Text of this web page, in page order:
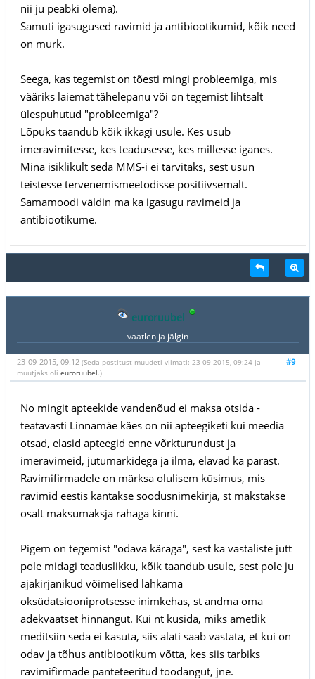
nii ju peabki olema).
Samuti igasugused ravimid ja antibiootikumid, kõik need
on mürk.
Seega, kas tegemist on tõesti mingi probleemiga, mis
vääriks laiemat tähelepanu või on tegemist lihtsalt
ülespuhutud "probleemiga"?
Lõpuks taandub kõik ikkagi usule. Kes usub
imeravimitesse, kes teadusesse, kes millesse iganes.
Mina isiklikult seda MMS-i ei tarvitaks, sest usun
teistesse tervenemismeetodisse positiivsemalt.
Samamoodi väldin ma ka igasugu ravimeid ja
antibiootikume.
euroruubel
vaatlen ja jälgin
#9
23-09-2015, 09:12 (Seda postitust muudeti viimati: 23-09-2015, 09:24 ja
muutjaks oli euroruubel .)
No mingit apteekide vandenõud ei maksa otsida -
teatavasti Linnamäe käes on nii apteegiketi kui meedia
otsad, elasid apteegid enne võrkturundust ja
imeravimeid, jutumärkidega ja ilma, elavad ka pärast.
Ravimifirmadele on märksa olulisem küsimus, mis
ravimid eestis kantakse soodusnimekirja, st makstakse
osalt maksumaksja rahaga kinni.
Pigem on tegemist "odava käraga", sest ka vastaliste jutt
pole midagi teaduslikku, kõik taandub usule, sest pole ju
ajakirjanikud võimelised lahkama
oksüdatsiooniprotsesse inimkehas, st andma oma
adekvaatset hinnangut. Kui nt küsida, miks ametlik
meditsiin seda ei kasuta, siis alati saab vastata, et kui on
odav ja tõhus antibiootikum võtta, kes siis tarbiks
ravimifirmade panteteeritud toodangut, jne.